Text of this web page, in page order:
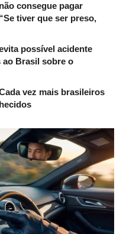
consegue pagar
tiver que ser preso,
possível acidente
ao Brasil sobre o
vez mais brasileiros